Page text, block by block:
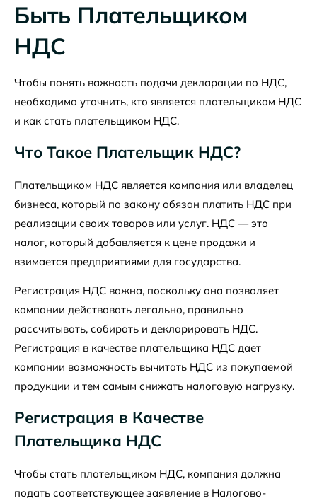
Быть Плательщиком
НДС
Чтобы понять важность подачи декларации по НДС,
необходимо уточнить, кто является плательщиком НДС
и как стать плательщиком НДС.
Что Такое Плательщик НДС?
Плательщиком НДС является компания или владелец
бизнеса, который по закону обязан платить НДС при
реализации своих товаров или услуг. НДС — это
налог, который добавляется к цене продажи и
взимается предприятиями для государства.
Регистрация НДС важна, поскольку она позволяет
компании действовать легально, правильно
рассчитывать, собирать и декларировать НДС.
Регистрация в качестве плательщика НДС дает
компании возможность вычитать НДС из покупаемой
продукции и тем самым снижать налоговую нагрузку.
Регистрация в Качестве
Плательщика НДС
Чтобы стать плательщиком НДС, компания должна
подать соответствующее заявление в Налогово-